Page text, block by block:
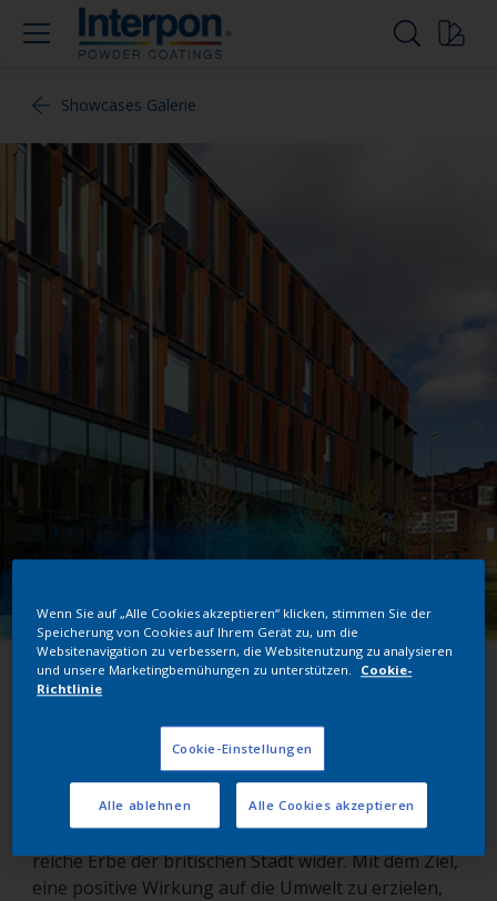
Showcases Galerie
One Angel Square
Northhamton, Großbritannien
Der One Angel Square in Northampton spiegelt das
reiche Erbe der britischen Stadt wider. Mit dem Ziel,
eine positive Wirkung auf die Umwelt zu erzielen,
Wenn Sie auf „Alle Cookies akzeptieren“ klicken, stimmen Sie der
Speicherung von Cookies auf Ihrem Gerät zu, um die
Websitenavigation zu verbessern, die Websitenutzung zu analysieren
und unsere Marketingbemühungen zu unterstützen.
Cookie-
Richtlinie
Cookie-Einstellungen
Alle ablehnen Alle Cookies akzeptieren